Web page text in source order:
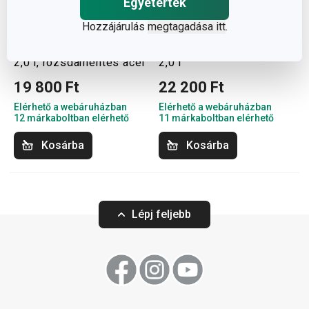
Hozzájárulás megtagadása itt.
Ingyen szállítás
2,0 l, rozsdamentes acél
19 800 Ft
Elérhető a webáruházban
12 márkaboltban elérhető
Kosárba
Ingyen szállítás
2,0 l
22 200 Ft
Elérhető a webáruházban
11 márkaboltban elérhető
Kosárba
Lépj feljebb